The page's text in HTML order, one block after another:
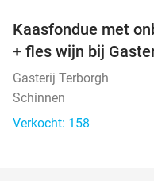
Kaasfondue met
+ fles wijn bij
Gasterij Terborgh
Schinnen
Verkocht: 158